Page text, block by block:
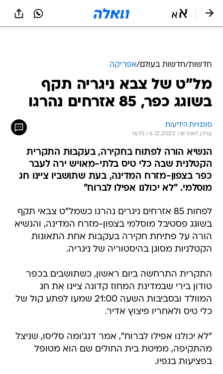
חדשות/חדשות בעולם/אפריקה
מל"ט של צבא ניגריה תקף
בשוגג כפר, 85 אזרחים נהרגו
סוכנויות הידיעות
עודכן לאחרונה: 6.12.2023 / 16:15
הנשיא הורה לפתוח בחקירה, בעקבות התקרית
הקטלנית שבה כלי טיס בלתי-מאויש ירה לעבר
כפר בצפון-מזרח המדינה, בעת שתושביו ציינו חג
מוסלמי. "לא יכולנו אפילו לברוח"
לפחות 85 אזרחים ניגרים נהרגו כשמל"ט צבאי תקף
בשוגג פסטיבל מוסלמי בצפון-מזרח המדינה, והנשיא
הורה על פתיחת חקירה בעקבות אחת התאונות
הקטלניות מסוגן בהיסטוריה של ניגריה.
התקרית התרחשה ביום ראשון, כשתושבים בכפר
טודון בירי שבמדינת המחוז קדונה ציינו את חג
המוולד ובסביבות השעה 21:00 שמעו לפתע קול של
כלי טיס ולאחריו פיצוץ אדיר.
"לא יכולנו אפילו לברוח", אמר דנג'ומה סליסו, שניצל
מהתקיפה, ממיטת בית החולים שם הוא מטופל
בפציעות בגפיו.